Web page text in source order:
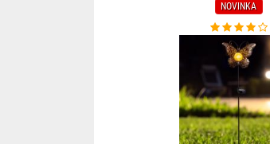
NOVINKA